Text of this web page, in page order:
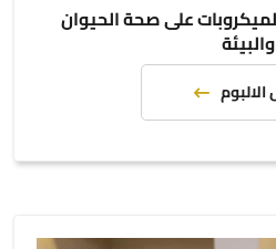
على صحة الحيوان
والبيئة